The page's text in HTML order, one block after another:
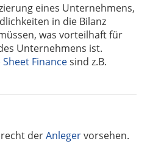
eines Unternehmens,
in die Bilanz
was vorteilhaft für
Unternehmens ist.
Financesind z.B.
derAnlegervorsehen.